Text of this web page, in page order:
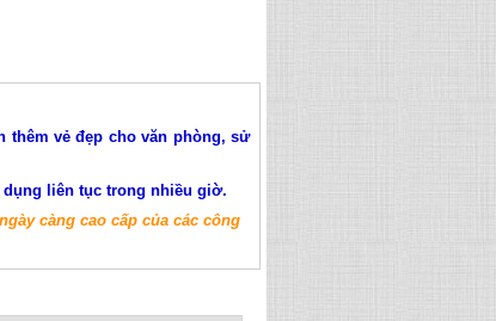
thêm vẻ đẹp cho văn phòng, sử
liên tục trong nhiều giờ.
càng cao cấp của các công